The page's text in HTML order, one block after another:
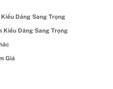
Dáng Sang Trọng
Kiểu Dáng Sang Trọng
Giá